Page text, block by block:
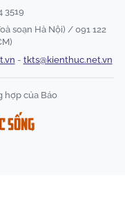
3519
soạn Hà Nội) / 091 122
- tkts@kienthuc.net.vn
hợp của Báo